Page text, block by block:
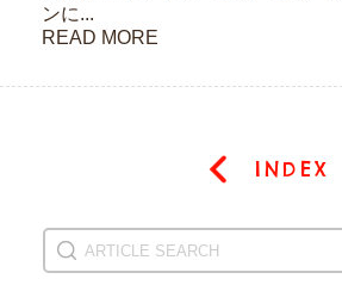
ンに...
READ MORE
INDEX